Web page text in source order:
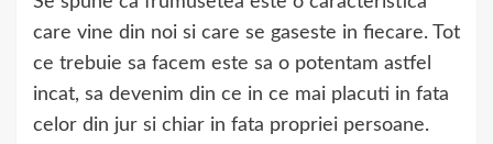
care vine din noi si care se gaseste in fiecare. Tot
ce trebuie sa facem este sa o potentam astfel
incat, sa devenim din ce in ce mai placuti in fata
celor din jur si chiar in fata propriei persoane.